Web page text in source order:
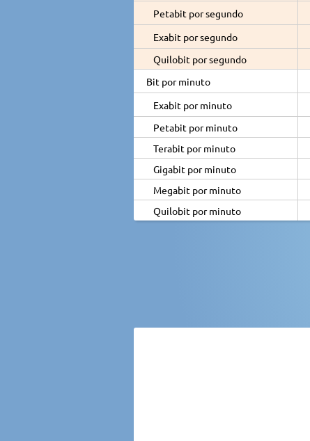
Petabit por segundo
Exabit por segundo
Quilobit por segundo
Bit por minuto
Exabit por minuto
Petabit por minuto
Terabit por minuto
Gigabit por minuto
Megabit por minuto
Quilobit por minuto